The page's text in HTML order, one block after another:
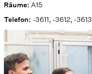
Räume: A15
Telefon: -3611, -3612, -3613